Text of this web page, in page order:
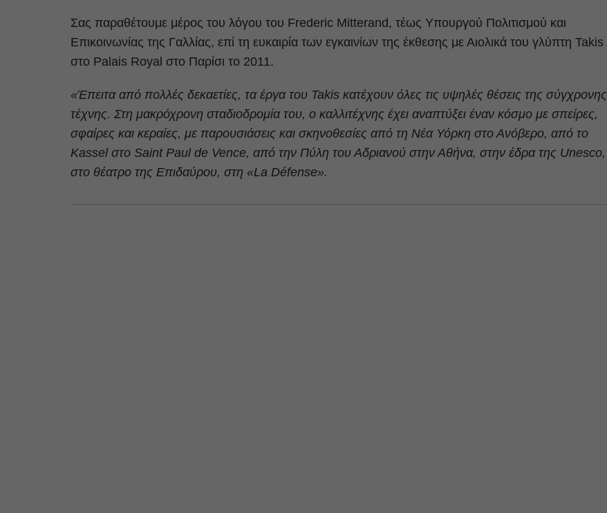
Σας παραθέτουμε μέρος του λόγου του Frederic Mitterand, τέως Υπουργού Πολιτισμού και
Επικοινωνίας της Γαλλίας, επί τη ευκαιρία των εγκαινίων της έκθεσης με Αιολικά του γλύπτη Takis
στο Palais Royal στο Παρίσι το 2011.
«Έπειτα από πολλές δεκαετίες, τα έργα του Takis κατέχουν όλες τις υψηλές θέσεις της σύγχρονης
τέχνης. Στη μακρόχρονη σταδιοδρομία του, ο καλλιτέχνης έχει αναπτύξει έναν κόσμο με σπείρες,
σφαίρες και κεραίες, με παρουσιάσεις και σκηνοθεσίες από τη Νέα Υόρκη στο Ανόβερο, από το
Kassel στο Saint Paul de Vence, από την Πύλη του Αδριανού στην Αθήνα, στην έδρα της Unesco,
στο θέατρο της Επιδαύρου, στη «La Défense».